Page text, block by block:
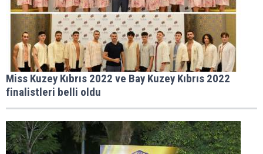
Miss Kuzey Kıbrıs 2022 ve Bay Kuzey Kıbrıs 2022
finalistleri belli oldu